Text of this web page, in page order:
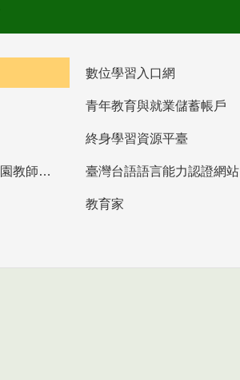
數位學習入口網
青年教育與就業儲蓄帳戶
終身學習資源平臺
教育部高中等以下學校及幼兒園教師資格檢定考試 臺灣台語語言能力認證網站
教育家